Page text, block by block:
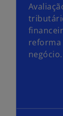
negócio.